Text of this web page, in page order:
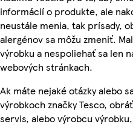
informácií o produkte, ale
neustále menia, tak prísady,
alergénov sa môžu zmeniť.
výrobku a nespoliehať sa len
webových stránkach.
Ak máte nejaké otázky alebo
výrobkoch značky Tesco,
servis, alebo výrobcu